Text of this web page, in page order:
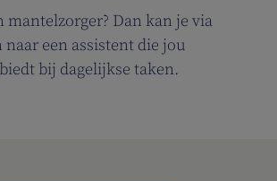
mantelzorger? Dan kan je via
naar een assistent die jou
bij dagelijkse taken.